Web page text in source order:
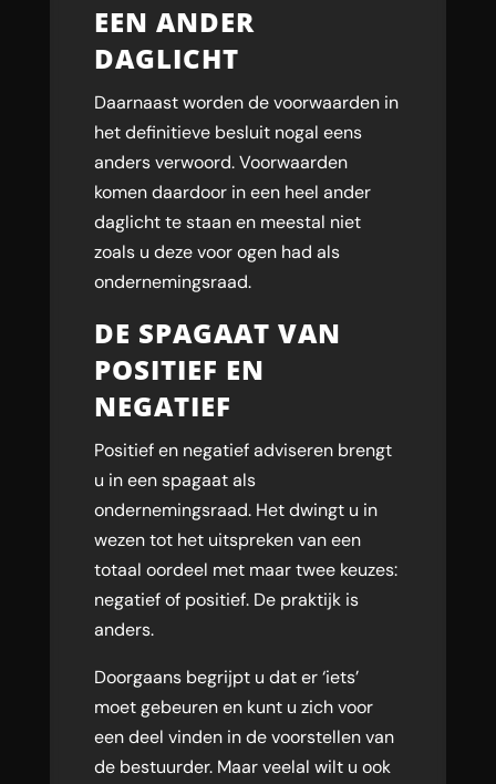
EEN ANDER
DAGLICHT
Daarnaast worden de voorwaarden in
het definitieve besluit nogal eens
anders verwoord. Voorwaarden
komen daardoor in een heel ander
daglicht te staan en meestal niet
zoals u deze voor ogen had als
ondernemingsraad.
DE SPAGAAT VAN
POSITIEF EN
NEGATIEF
Positief en negatief adviseren brengt
u in een spagaat als
ondernemingsraad. Het dwingt u in
wezen tot het uitspreken van een
totaal oordeel met maar twee keuzes:
negatief of positief. De praktijk is
anders.
Doorgaans begrijpt u dat er ‘iets’
moet gebeuren en kunt u zich voor
een deel vinden in de voorstellen van
de bestuurder. Maar veelal wilt u ook